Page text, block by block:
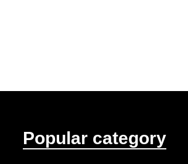
Popular category